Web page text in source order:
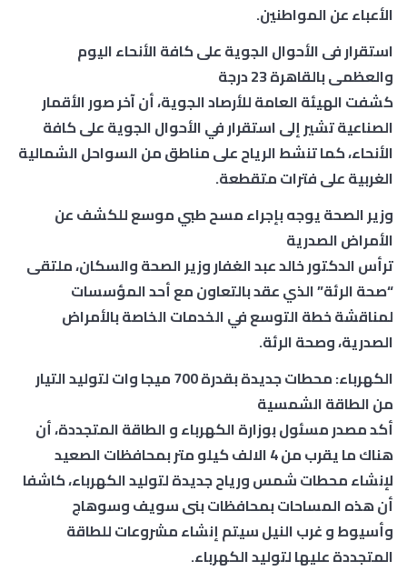
الأعباء عن المواطنين.
استقرار فى الأحوال الجوية على كافة الأنحاء اليوم
والعظمى بالقاهرة 23 درجة
كشفت الهيئة العامة للأرصاد الجوية، أن آخر صور الأقمار
الصناعية تشير إلى استقرار في الأحوال الجوية على كافة
الأنحاء، كما تنشط الرياح على مناطق من السواحل الشمالية
الغربية على فترات متقطعة.
وزير الصحة يوجه بإجراء مسح طبي موسع للكشف عن
الأمراض الصدرية
ترأس الدكتور خالد عبد الغفار وزير الصحة والسكان، ملتقى
“صحة الرئة” الذي عقد بالتعاون مع أحد المؤسسات
لمناقشة خطة التوسع في الخدمات الخاصة بالأمراض
الصدرية، وصحة الرئة.
الكهرباء: محطات جديدة بقدرة 700 ميجا وات لتوليد التيار
من الطاقة الشمسية
أكد مصدر مسئول بوزارة الكهرباء و الطاقة المتجددة، أن
هناك ما يقرب من 4 الالف كيلو متر بمحافظات الصعيد
لإنشاء محطات شمس ورياح جديدة لتوليد الكهرباء، كاشفا
أن هذه المساحات بمحافظات بنى سويف وسوهاج
وأسيوط و غرب النيل سيتم إنشاء مشروعات للطاقة
المتجددة عليها لتوليد الكهرباء.